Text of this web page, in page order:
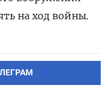
на ход войны.